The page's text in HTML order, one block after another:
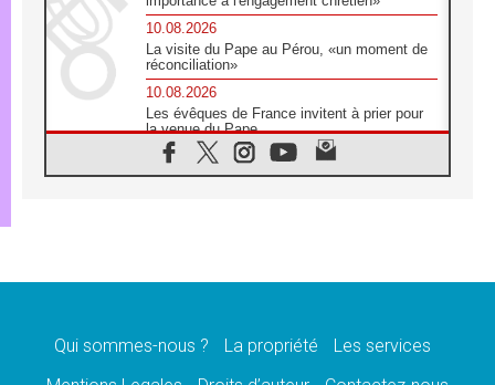
10.08.2026
La visite du Pape au Pérou, «un moment de
réconciliation»
10.08.2026
Les évêques de France invitent à prier pour
la venue du Pape
10.08.2026
Création d'un réseau des médias catholiques
09.08.2026
09.08.2026
Qui sommes-nous ? La propriété
Les services